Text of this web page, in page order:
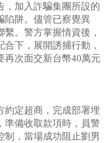
，加入詐騙集團所設的
陷阱。儘管已察覺異
。警方掌握情資後，
下，展開誘捕行動，
再次面交新台幣40萬元
約定超商，完成部署埋
準備收取款項時，員警
制，當場成功阻止劉男